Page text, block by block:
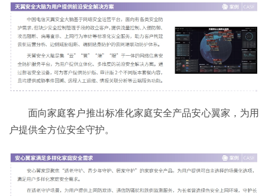
面向家庭客户推出标准化家庭安全产品安心翼家，为用
户提供全方位安全守护。